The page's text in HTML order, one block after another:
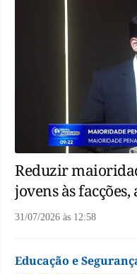
Reduzir
jovens às
31/07/2026 às 12:58
Educação e